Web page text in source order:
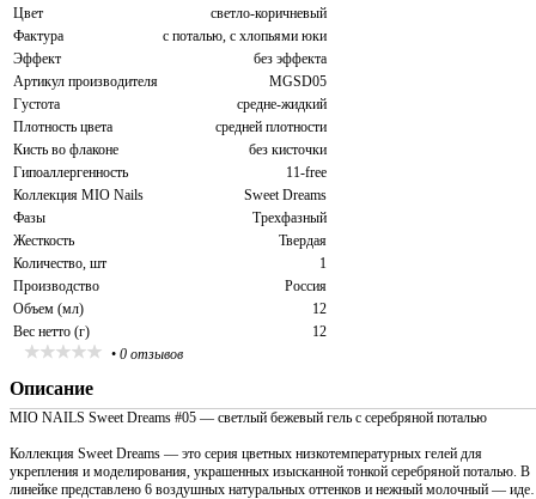
Цвет
светло-коричневый
Фактура
с поталью, с хлопьями юки
Эффект
без эффекта
Артикул производителя
MGSD05
Густота
средне-жидкий
Плотность цвета
средней плотности
Кисть во флаконе
без кисточки
Гипоаллергенность
11-free
Коллекция MIO Nails
Sweet Dreams
Фазы
Трехфазный
Жесткость
Твердая
Количество, шт
1
Производство
Россия
Объем (мл)
12
Вес нетто (г)
12
• 0 отзывов
Описание
MIO NAILS Sweet Dreams #05 — светлый бежевый гель с серебряной поталью
Коллекция Sweet Dreams — это серия цветных низкотемпературных гелей для
укрепления и моделирования, украшенных изысканной тонкой серебряной поталью. В
линейке представлено 6 воздушных натуральных оттенков и нежный молочный —